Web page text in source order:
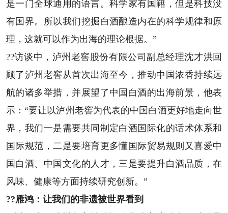
是一门全球通用的语言。科学家有国籍，但是科技没
有国界。所以我们挖掘白酒酿造内在的科学规律和原
理，这就可以作为出海的理论根据。”
??访谈中，泸州老窖股份有限公司副总经理沈才洪回
顾了泸州老窖从首次出海至今，推动中国浓香持续远
航的诸多举措，并展望了中国白酒的出海前景，他表
示：“要让以泸州老窖为代表的中国白酒更好地走向世
界，我们一是需要共同制定白酒国际化的话术体系和
国际规范，二是要培育更多懂国际贸易规则又喜爱中
国白酒、中国文化的人才，三是要提升白酒品质，在
风味、健康等方面持续研究创新。”
??雁鸿：让我们的非遗被世界看到